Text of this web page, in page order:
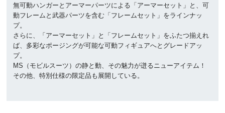
無可動ハンガーとアーマーパーツによる「アーマーセット」と、可
動フレームと武器パーツを含む「フレームセット」をラインナッ
プ。
さらに、「アーマーセット」と「フレームセット」をふたつ揃えれ
ば、多彩なポージングが可能な可動フィギュアへとグレードアッ
プ。
MS（モビルスーツ）の静と動、その魅力が迸るニューアイテム！
その他、特別仕様の限定品も展開している。